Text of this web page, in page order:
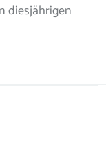
diesjährigen